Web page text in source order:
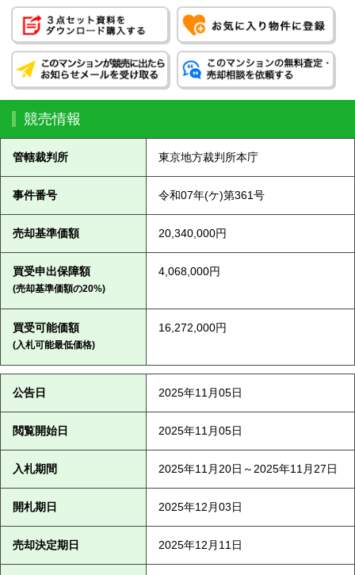
競売情報
管轄裁判所 東京地方裁判所本庁
事件番号 令和07年(ケ)第361号
売却基準価額 20,340,000円
買受申出保障額
(売却基準価額の20%)
4,068,000円
買受可能価額
(入札可能最低価格)
16,272,000円
公告日 2025年11月05日
閲覧開始日 2025年11月05日
入札期間 2025年11月20日～2025年11月27日
開札期日 2025年12月03日
売却決定期日 2025年12月11日